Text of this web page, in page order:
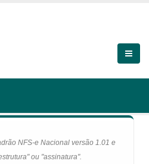
NFS-e Nacional versão 1.01 e
ou "assinatura".